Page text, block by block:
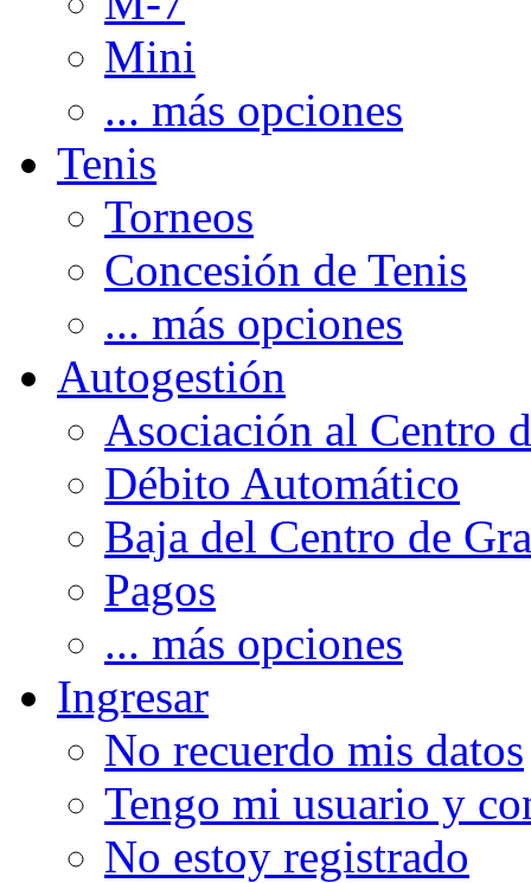
Mini
... más opciones
Tenis
Torneos
Concesión de Tenis
... más opciones
Autogestión
Asociación al Centro
Débito Automático
Baja del Centro de
Pagos
... más opciones
Ingresar
No recuerdo mis datos
Tengo mi usuario y
No estoy registrado